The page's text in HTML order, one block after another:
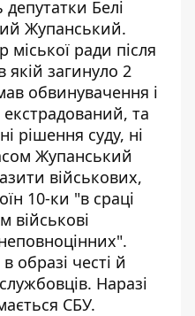
депутатки Белі
Жупанський.
ради після
якій загинуло 2
обвинувачення і
екстрадований, та
рішення суду, ні
Жупанський
військових,
10-ки "в сраці
військові
.
образі честі й
Наразі
СБУ.